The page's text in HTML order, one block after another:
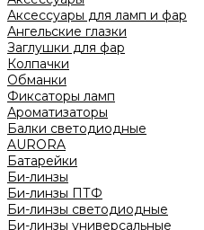
Аксессуары для ламп и фар
Ангельские глазки
Заглушки для фар
Колпачки
Обманки
Фиксаторы ламп
Ароматизаторы
Балки светодиодные
AURORA
Батарейки
Би-линзы
Би-линзы ПТФ
Би-линзы светодиодные
Би-линзы универсальные